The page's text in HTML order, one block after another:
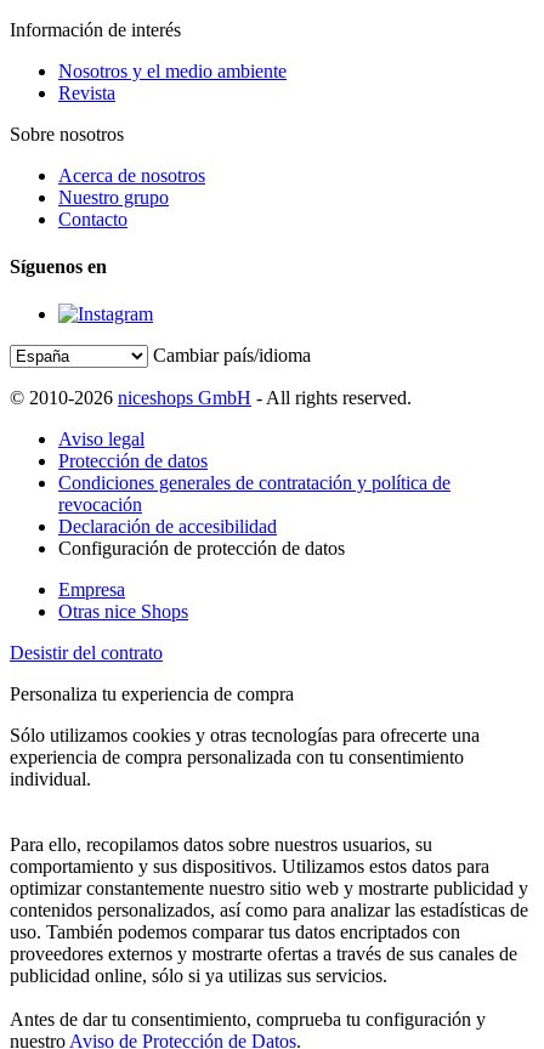
Información de interés
Nosotros y el medio ambiente
Revista
Sobre nosotros
Acerca de nosotros
Nuestro grupo
Contacto
Síguenos en
Cambiar país/idioma
© 2010-2026 niceshops GmbH - All rights reserved.
Aviso legal
Protección de datos
Condiciones generales de contratación y política de
revocación
Declaración de accesibilidad
Configuración de protección de datos
Empresa
Otras nice Shops
Desistir del contrato
Personaliza tu experiencia de compra
Sólo utilizamos cookies y otras tecnologías para ofrecerte una
experiencia de compra personalizada con tu consentimiento
individual.
Para ello, recopilamos datos sobre nuestros usuarios, su
comportamiento y sus dispositivos. Utilizamos estos datos para
optimizar constantemente nuestro sitio web y mostrarte publicidad y
contenidos personalizados, así como para analizar las estadísticas de
uso. También podemos comparar tus datos encriptados con
proveedores externos y mostrarte ofertas a través de sus canales de
publicidad online, sólo si ya utilizas sus servicios.
Antes de dar tu consentimiento, comprueba tu configuración y
nuestro Aviso de Protección de Datos.